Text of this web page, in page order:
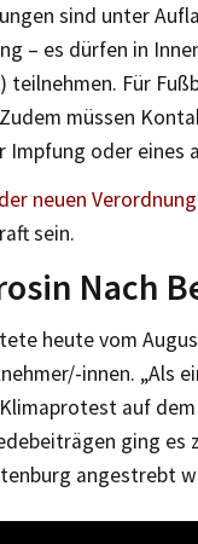
sind unter
– es dürfen in
teilnehmen. Für
müssen
Impfung oder eines
neuen
sein.
Nach
heute vom
innen. „Als
auf
ging
angestrebt